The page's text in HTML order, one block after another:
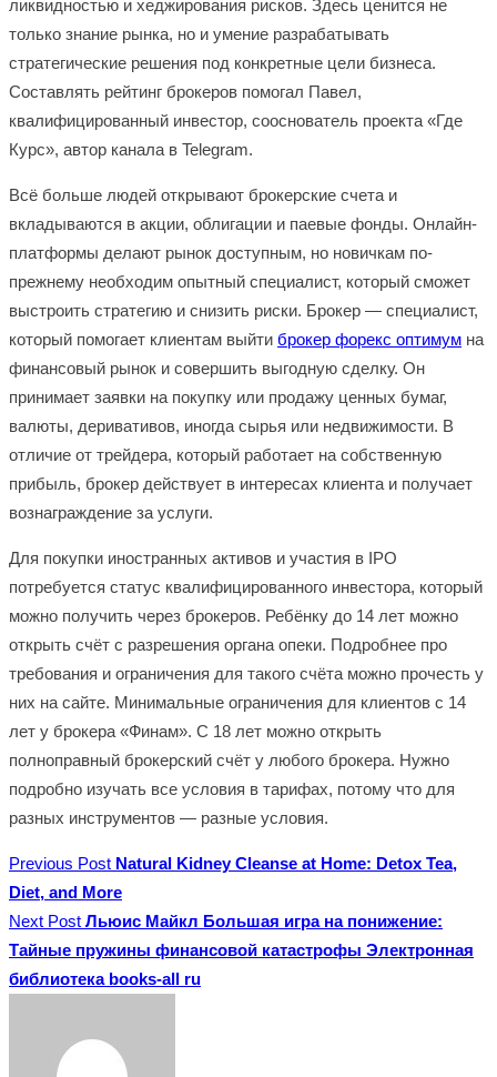
ликвидностью и хеджирования рисков. Здесь ценится не
только знание рынка, но и умение разрабатывать
стратегические решения под конкретные цели бизнеса.
Составлять рейтинг брокеров помогал Павел,
квалифицированный инвестор, сооснователь проекта «Где
Курс», автор канала в Telegram.
Всё больше людей открывают брокерские счета и
вкладываются в акции, облигации и паевые фонды. Онлайн-
платформы делают рынок доступным, но новичкам по-
прежнему необходим опытный специалист, который сможет
выстроить стратегию и снизить риски. Брокер — специалист,
который помогает клиентам выйти брокер форекс оптимум на
финансовый рынок и совершить выгодную сделку. Он
принимает заявки на покупку или продажу ценных бумаг,
валюты, деривативов, иногда сырья или недвижимости. В
отличие от трейдера, который работает на собственную
прибыль, брокер действует в интересах клиента и получает
вознаграждение за услуги.
Для покупки иностранных активов и участия в IPO
потребуется статус квалифицированного инвестора, который
можно получить через брокеров. Ребёнку до 14 лет можно
открыть счёт с разрешения органа опеки. Подробнее про
требования и ограничения для такого счёта можно прочесть у
них на сайте. Минимальные ограничения для клиентов с 14
лет у брокера «Финам». С 18 лет можно открыть
полноправный брокерский счёт у любого брокера. Нужно
подробно изучать все условия в тарифах, потому что для
разных инструментов — разные условия.
Previous Post Natural Kidney Cleanse at Home: Detox Tea,
Diet, and More
Next Post Льюис Майкл Большая игра на понижение:
Тайные пружины финансовой катастрофы Электронная
библиотека books-all ru